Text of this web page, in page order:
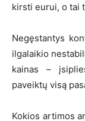
kirsti eurui, o tai
Negęstantys
ilgalaikio
kainas –
paveiktų visą
Kokios artimos